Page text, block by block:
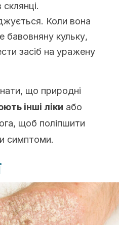
Коли вона
бавовняну кульку,
засіб на уражену
що природні
інші ліки або
щоб поліпшити
симптоми.